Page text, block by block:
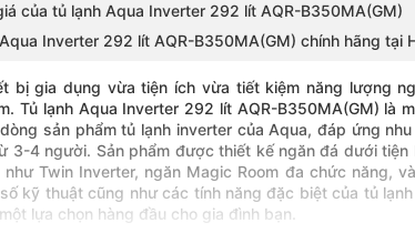
của tủ lạnh Aqua Inverter 292 lít AQR-B350MA(GM)
Inverter 292 lít AQR-B350MA(GM) chính hãng tại
bị gia dụng vừa tiện ích vừa tiết kiệm năng lượng
Tủ lạnh Aqua Inverter 292 lít AQR-B350MA(GM) là
sản phẩm tủ lạnh inverter của Aqua, đáp ứng
3-4 người. Sản phẩm được thiết kế ngăn đá dưới tiện
Twin Inverter, ngăn Magic Room đa chức năng,
kỹ thuật cũng như các tính năng đặc biệt của tủ
lựa chọn hàng đầu cho gia đình bạn.